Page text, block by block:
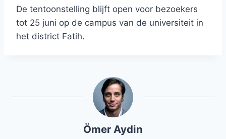
De tentoonstelling blijft open voor bezoekers
tot 25 juni op de campus van de universiteit in
het district Fatih.
Ömer Aydin